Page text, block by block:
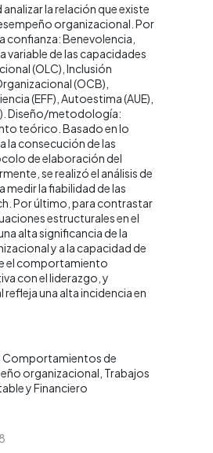
la relación que existe
organizacional. Por
confianza: Benevolencia,
variable de las capacidades
(OLC), Inclusión
(OCB),
(EFF), Autoestima (AUE),
Diseño/metodología:
teórico. Basado en lo
la consecución de las
de elaboración del
se realizó el análisis de
la fiabilidad de las
Por último, para contrastar
estructurales en el
alta significancia de la
y a la capacidad de
el comportamiento
con el liderazgo, y
una alta incidencia en
Comportamientos de
organizacional Trabajos
y Financiero